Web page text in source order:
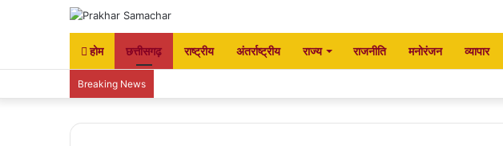
होम छत्तीसगढ़ राष्ट्रीय अंतर्राष्ट्रीय राज्य राजनीति मनोरंजन व्यापार
Breaking News